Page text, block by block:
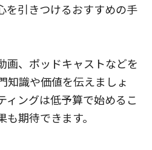
を引きつけるおすすめの手
画、ポッドキャストなどを
知識や価値を伝えましょ
ィングは低予算で始めるこ
期待できます。